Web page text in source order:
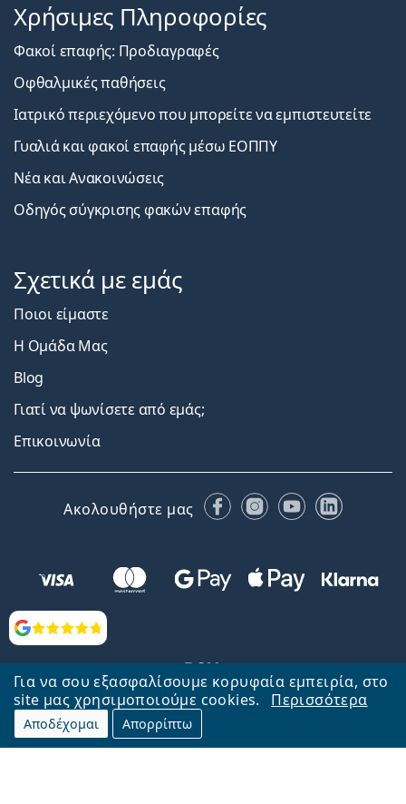
Για να σου εξασφαλίσουμε κορυφαία εμπειρία, στο
site μας χρησιμοποιούμε cookies.
Περισσότερα
Αποδέχομαι Απορρίπτω
Αξιολογήσεις
Χρήσιμες Πληροφορίες
Φακοί επαφής: Προδιαγραφές
Οφθαλμικές παθήσεις
Ιατρικό περιεχόμενο που μπορείτε να εμπιστευτείτε
Γυαλιά και φακοί επαφής μέσω ΕΟΠΠΥ
Νέα και Ανακοινώσεις
Οδηγός σύγκρισης φακών επαφής
Σχετικά με εμάς
Ποιοι είμαστε
Η Ομάδα Μας
Blog
Γιατί να ψωνίσετε από εμάς;
Επικοινωνία
Ακολουθήστε μας FacebookInstagram
YouTubeLinkedIn
Επιστροφή στην αρχική σελίδα